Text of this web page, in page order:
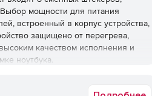
мощности для питания
встроенный в корпус устройства,
защищено от перегрева,
качеством исполнения и
ноутбука.